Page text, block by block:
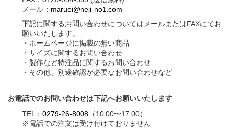
メール： maruei@neji-no1.com
下記に関するお問い合わせについてはメールまたはFAXにてお
願いいたします。
・ホームページに掲載の無い商品
・サイズに関するお問い合わせ
・製作など特注品に関するお問い合わせ
・その他、別途確認が必要なお問い合わせなど
お電話でのお問い合わせは下記へお願いいたします
TEL： 0279-26-8008 （10:00〜17:00）
※電話での注文は受け付けておりません